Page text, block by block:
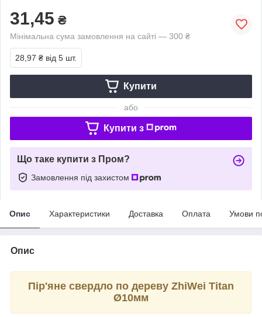
31,45 ₴
Мінімальна сума замовлення на сайті — 300 ₴
28,97 ₴ від 5 шт.
Купити
або
Купити з
Що таке купити з Пром?
Замовлення під захистом
Опис Характеристики Доставка Оплата Умови
Опис
Пір'яне свердло по дереву ZhiWei Titan
Ø10мм